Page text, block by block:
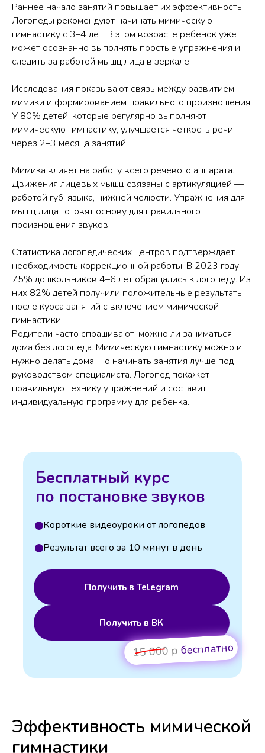
Раннее начало занятий повышает их эффективность.
Логопеды рекомендуют начинать мимическую
гимнастику с 3–4 лет. В этом возрасте ребенок уже
может осознанно выполнять простые упражнения и
следить за работой мышц лица в зеркале.
Исследования показывают связь между развитием
мимики и формированием правильного произношения.
У 80% детей, которые регулярно выполняют
мимическую гимнастику, улучшается четкость речи
через 2–3 месяца занятий.
Мимика влияет на работу всего речевого аппарата.
Движения лицевых мышц связаны с артикуляцией —
работой губ, языка, нижней челюсти. Упражнения для
мышц лица готовят основу для правильного
произношения звуков.
Статистика логопедических центров подтверждает
необходимость коррекционной работы. В 2023 году
75% дошкольников 4–6 лет обращались к логопеду. Из
них 82% детей получили положительные результаты
после курса занятий с включением мимической
гимнастики.
Родители часто спрашивают, можно ли заниматься
дома без логопеда. Мимическую гимнастику можно и
нужно делать дома. Но начинать занятия лучше под
руководством специалиста. Логопед покажет
правильную технику упражнений и составит
индивидуальную программу для ребенка.
Бесплатный курс
по постановке звуков
Получить в Telegram
Получить в ВК
15 000 р бесплатно
Результат всего за 10 минут в день
Короткие видеоуроки от логопедов
Эффективность мимической
гимнастики